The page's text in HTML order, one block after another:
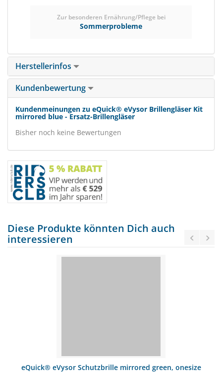
Zur besonderen Ernährung/Pflege bei
Sommerprobleme
Herstellerinfos
Kundenbewertung
Kundenmeinungen zu eQuick® eVysor Brillengläser Kit
mirrored blue - Ersatz-Brillengläser
Bisher noch keine Bewertungen
Diese Produkte könnten Dich auch
interessieren
eQuick® eVysor Schutzbrille mirrored green, onesize